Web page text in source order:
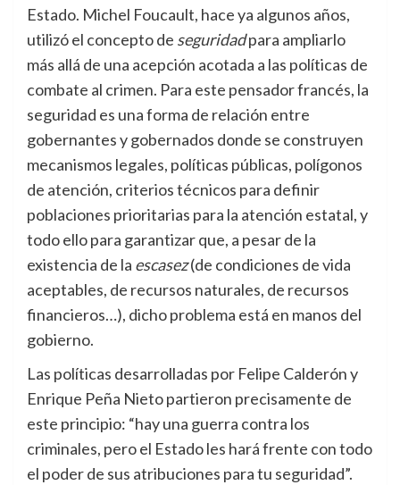
Estado. Michel Foucault, hace ya algunos años,
utilizó el concepto de seguridadpara ampliarlo
más allá de una acepción acotada a las políticas de
combate al crimen. Para este pensador francés, la
seguridad es una forma de relación entre
gobernantes y gobernados donde se construyen
mecanismos legales, políticas públicas, polígonos
de atención, criterios técnicos para definir
poblaciones prioritarias para la atención estatal, y
todo ello para garantizar que, a pesar de la
existencia de la escasez(de condiciones de vida
aceptables, de recursos naturales, de recursos
financieros…), dicho problema está en manos del
gobierno.
Las políticas desarrolladas por Felipe Calderón y
Enrique Peña Nieto partieron precisamente de
este principio: “hay una guerra contra los
criminales, pero el Estado les hará frente con todo
el poder de sus atribuciones para tu seguridad”.